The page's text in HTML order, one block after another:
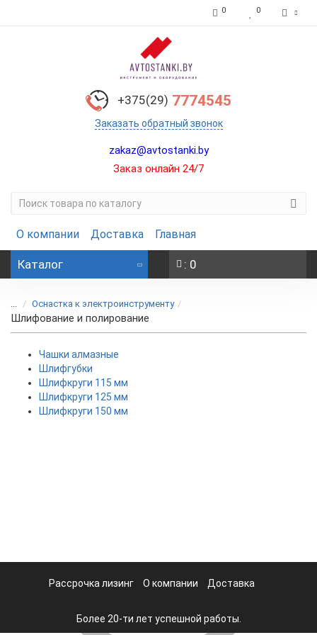
0 0
+375(29) 7774545
Заказать обратный звонок
zakaz@avtostanki.by
Заказ онлайн 24/7
О компании Доставка Главная
Каталог : 0
... Оснастка к электроинструменту
Шлифование и полирование
Чашки алмазные
Шлифгубки
Шлифкруги 115 мм
Шлифкруги 125 мм
Шлифкруги 150 мм
Рассрочка лизинг О компании Доставка
Более 20-ти лет успешной работы.